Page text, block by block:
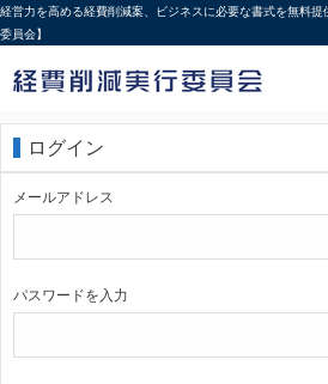
経営力を高める経費削減案、ビジネスに必要な書式を無料
委員会】
ログイン
メールアドレス
パスワードを入力